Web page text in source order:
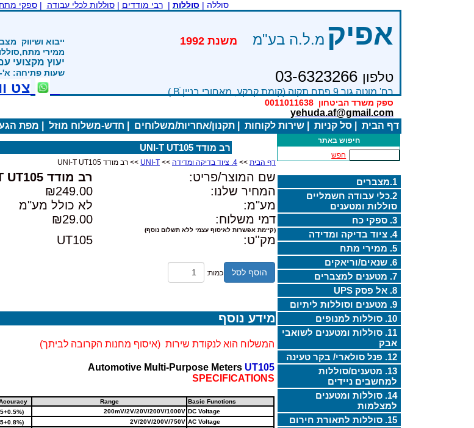
סוללה | סוללות |רבי מודדים |סוללות לכלי עבודה |ספקי מתח
אפיק מ.ל.ה בע"מ
טלפון 03-6323266
רח' מוטה גור 9 פתח תקוה (קומת קרקע, מאחורי בניין Bׂ )
ספק משרד הביטחון 0011011638
yehuda.af@gmail.com
ייבוא ושיווק
ממירי
יעוץ מקצועי
שעות פתיחה: א'-ה' 8:00-16:00 יום ו'
צט
דף הבית סל קניות שירות לקוחות תקנון/אחריות/משלוחים חדש-משלוח מוזל מפת
חיפוש באתר
חפש
1.מצברים
2.כלי עבודה חשמליים
סוללות ומטענים
3. ספקי כח
4. ציוד בדיקה ומדידה
5. ממירי מתח
6. שנאים/וריאקים
7. מטענים למצברים
8. אל פסק UPS
9. מטענים וסוללות ליתיום
10. סוללות למנופים
11. סוללות ומטענים לשואבי
אבק
12. פנל סולארי/ בקר טעינה
13. מטענים/סוללות
למחשבים ניידים
14. סוללות ומטענים
למצלמות
15. סוללות לתאורת חירום
רב מודד UNI-T UT105
דף הבית >> 4. ציוד בדיקה ומדידה >>
UNI-T >> רב מודד UNI-T UT105
שם המוצר/פריט:
רב מודד UNI-T UT105
המחיר שלנו:
₪249.00
מע"מ:
לא כולל מע"מ
דמי משלוח:
₪29.00
(קיימת אפשרות לאיסוף עצמי ללא תשלום נוסף)
מק''ט: UT105
הוסף לסל כמות:
מידע נוסף
המשלוח הוא לנקודת שירות  (איסוף מחנות הקרובה לביתך)
Automotive Multi-Purpose Meters UT105
SPECIFICATIONS
Basic Functions
Range
DC Voltage
200mV/2V/20V/200V/1000V
(0.5%+5)
AC Voltage
2V/20V/200V/750V
(0.8%+5)